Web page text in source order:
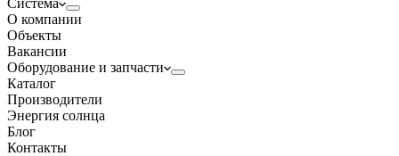
Система
О компании
Объекты
Вакансии
Оборудование и запчасти
Каталог
Производители
Энергия солнца
Блог
Контакты